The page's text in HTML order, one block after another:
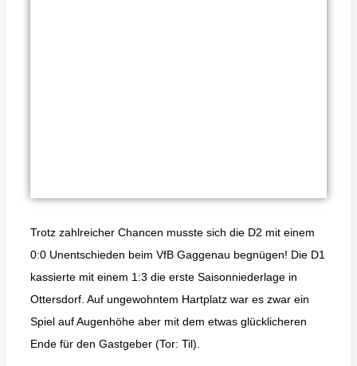
Trotz zahlreicher Chancen musste sich die D2 mit einem
0:0 Unentschieden beim VfB Gaggenau begnügen! Die D1
kassierte mit einem 1:3 die erste Saisonniederlage in
Ottersdorf. Auf ungewohntem Hartplatz war es zwar ein
Spiel auf Augenhöhe aber mit dem etwas glücklicheren
Ende für den Gastgeber (Tor: Til).